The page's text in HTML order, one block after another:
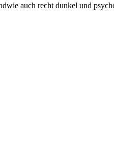
auch recht dunkel und